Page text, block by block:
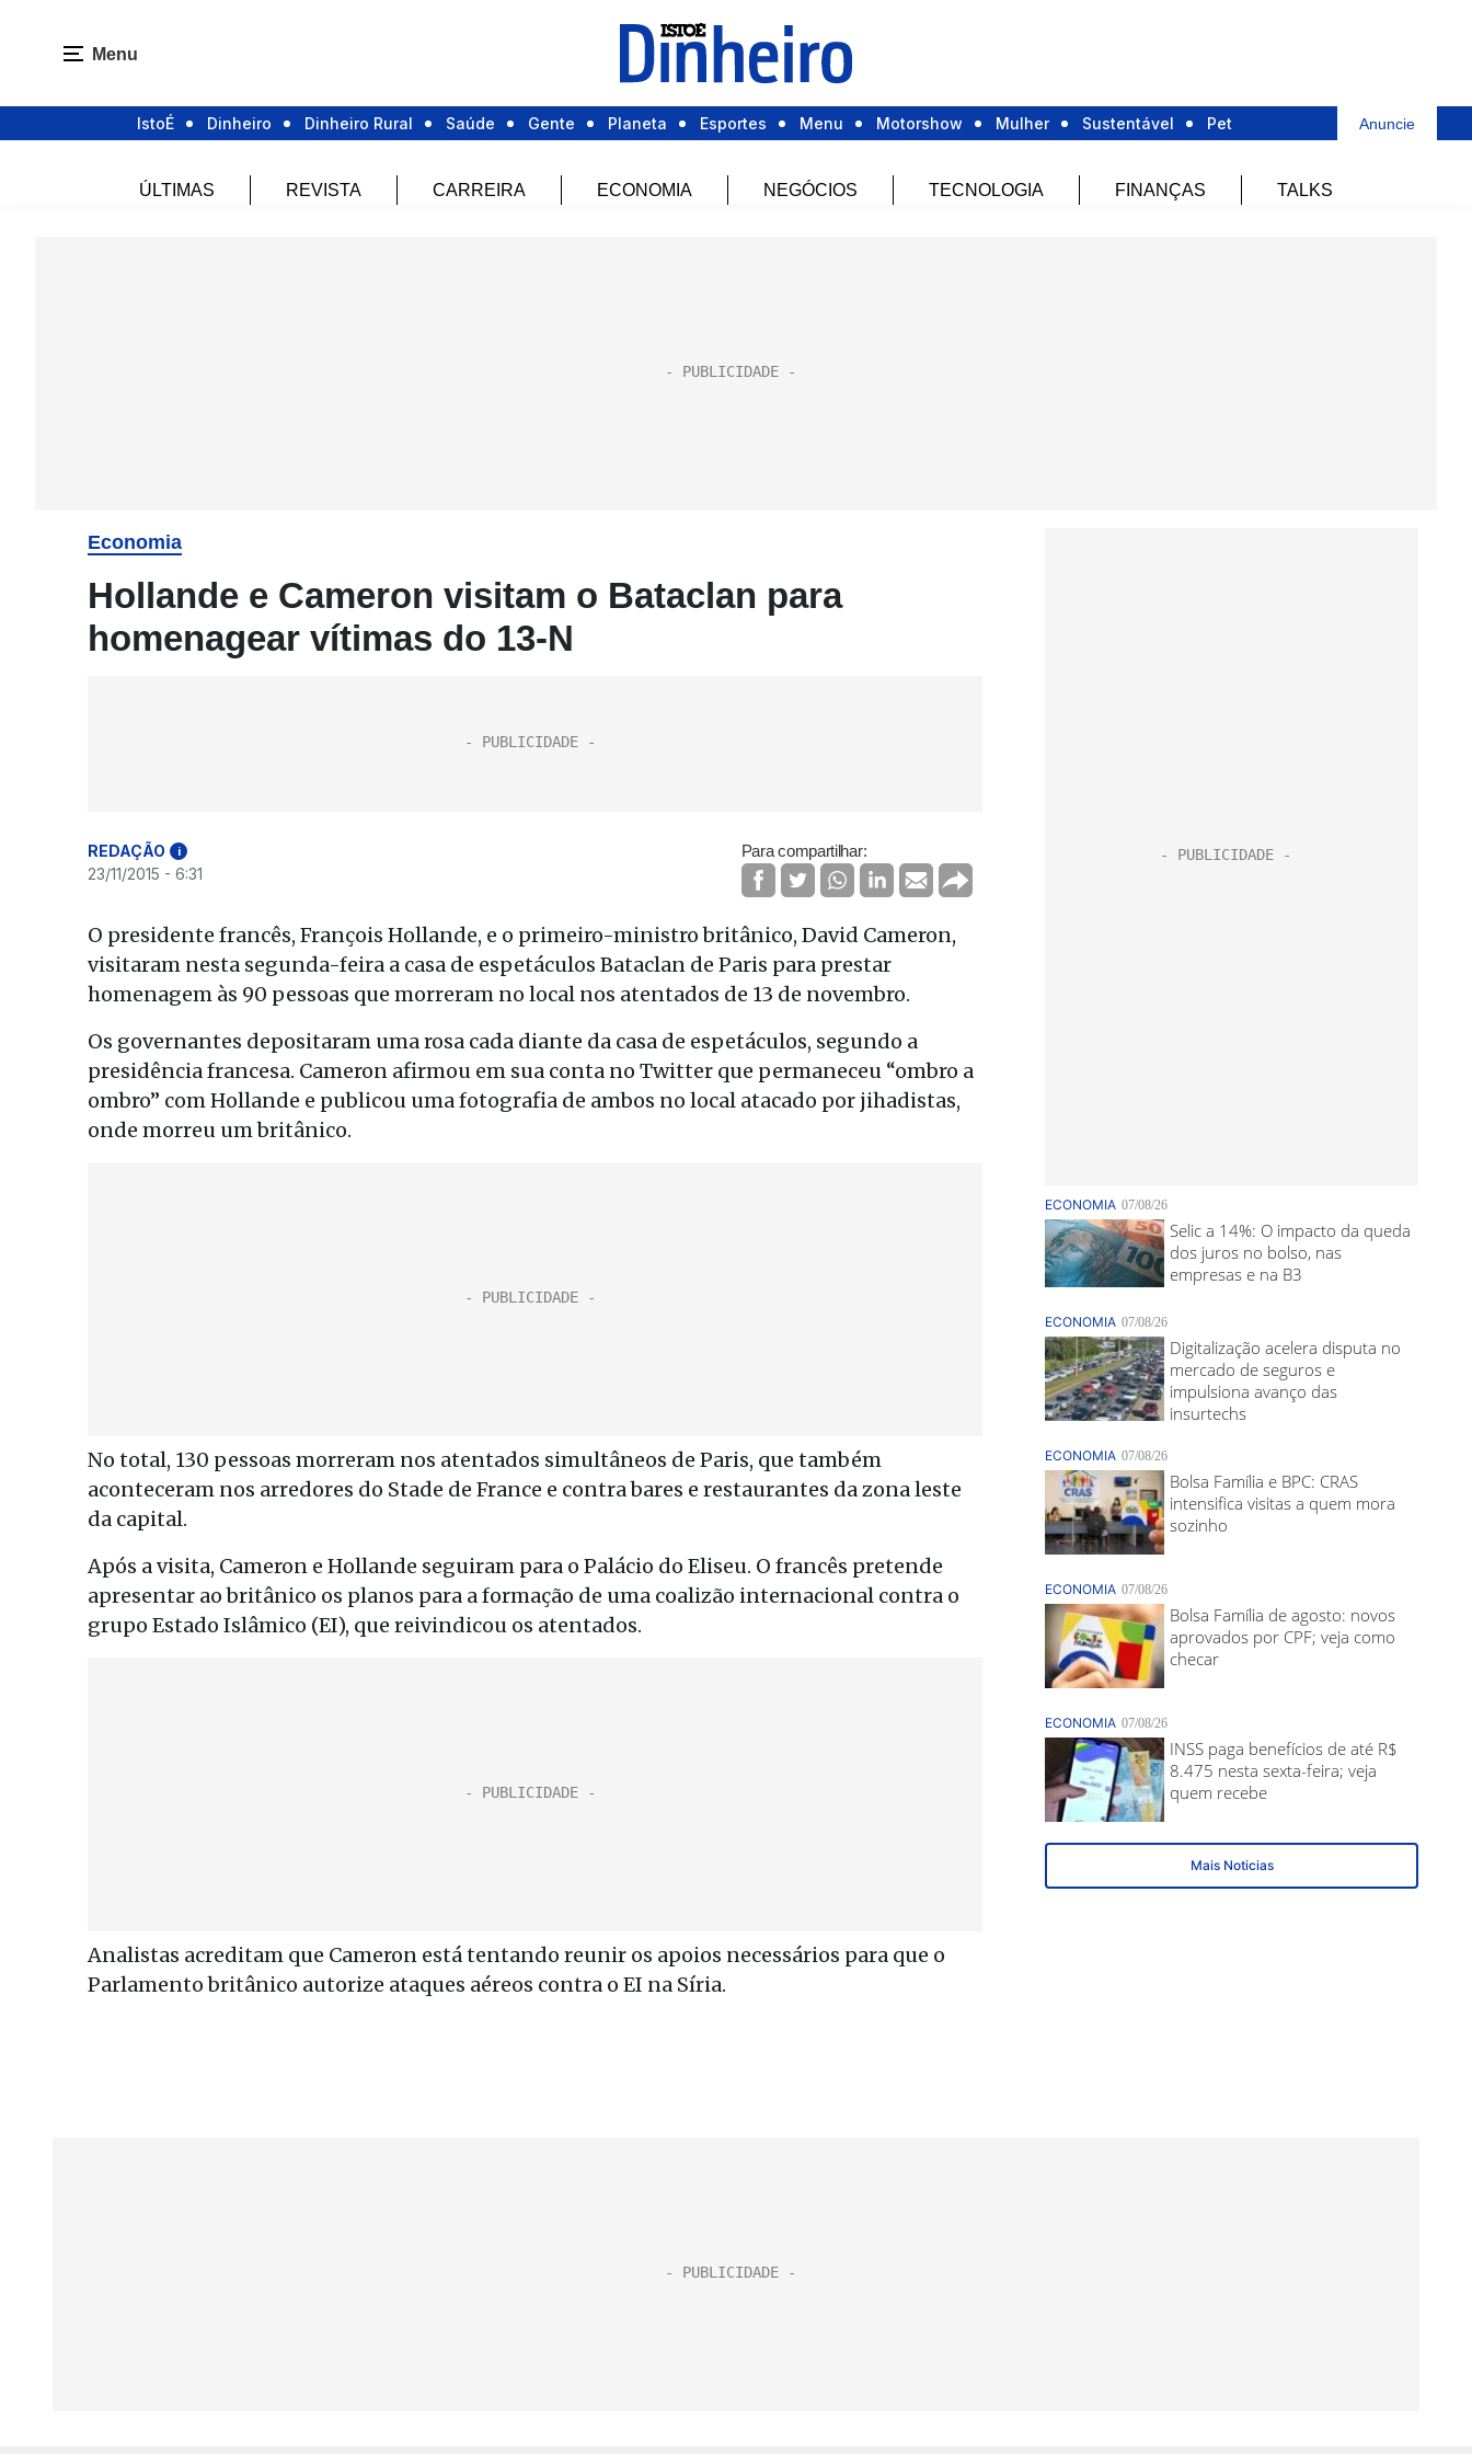
Menu
IstoÉ Dinheiro Dinheiro Rural Saúde Gente Planeta Esportes Menu Motorshow Mulher Sustentável Pet Anuncie
ÚLTIMAS REVISTA CARREIRA ECONOMIA NEGÓCIOS TECNOLOGIA FINANÇAS TALKS
Economia
Hollande e Cameron visitam o Bataclan para
homenagear vítimas do 13-N
REDAÇÃO i
23/11/2015 - 6:31
Para compartilhar:
O presidente francês, François Hollande, e o primeiro-ministro britânico, David Cameron,
visitaram nesta segunda-feira a casa de espetáculos Bataclan de Paris para prestar
homenagem às 90 pessoas que morreram no local nos atentados de 13 de novembro.
Os governantes depositaram uma rosa cada diante da casa de espetáculos, segundo a
presidência francesa. Cameron afirmou em sua conta no Twitter que permaneceu “ombro a
ombro” com Hollande e publicou uma fotografia de ambos no local atacado por jihadistas,
onde morreu um britânico.
No total, 130 pessoas morreram nos atentados simultâneos de Paris, que também
aconteceram nos arredores do Stade de France e contra bares e restaurantes da zona leste
da capital.
Após a visita, Cameron e Hollande seguiram para o Palácio do Eliseu. O francês pretende
apresentar ao britânico os planos para a formação de uma coalizão internacional contra o
grupo Estado Islâmico (EI), que reivindicou os atentados.
Analistas acreditam que Cameron está tentando reunir os apoios necessários para que o
Parlamento britânico autorize ataques aéreos contra o EI na Síria.